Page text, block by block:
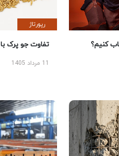
کنیم؟
رپورتاژ
تفاوت جو پرک